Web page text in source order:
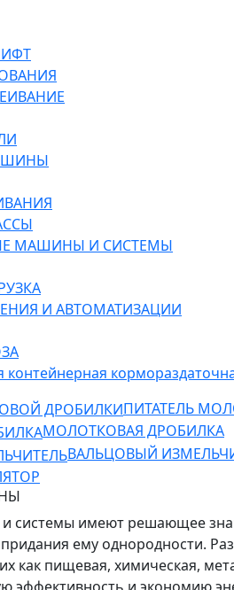
МАШИНЫ И СИСТЕМЫ
И АВТОМАТИЗАЦИИ
контейнерная
ПИТАТЕЛЬ
МОЛОТКОВАЯ ДРОБИЛКА
ВАЛЬЦОВЫЙ
имеют решающее
ему однородности.
как пищевая, химическая,